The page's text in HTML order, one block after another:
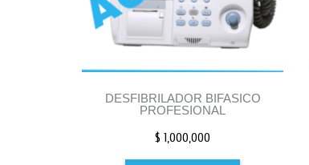
DESFIBRILADOR BIFASICO
PROFESIONAL
$ 1,000,000